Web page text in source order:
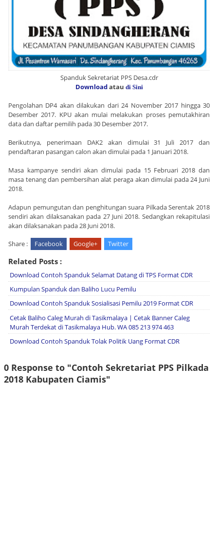
Spanduk Sekretariat PPS Desa.cdr
Downloadatau di Sini
Pengolahan DP4 akan dilakukan dari 24 November 2017 hingga 30
Desember 2017. KPU akan mulai melakukan proses pemutakhiran
data dan daftar pemilih pada 30 Desember 2017.
Berikutnya, penerimaan DAK2 akan dimulai 31 Juli 2017 dan
pendaftaran pasangan calon akan dimulai pada 1 Januari 2018.
Masa kampanye sendiri akan dimulai pada 15 Februari 2018 dan
masa tenang dan pembersihan alat peraga akan dimulai pada 24 Juni
2018.
Adapun pemungutan dan penghitungan suara Pilkada Serentak 2018
sendiri akan dilaksanakan pada 27 Juni 2018. Sedangkan rekapitulasi
akan dilaksanakan pada 28 Juni 2018.
Share : Facebook Google+ Twitter
Related Posts :
Download Contoh Spanduk Selamat Datang di TPS Format CDR
Kumpulan Spanduk dan Baliho Lucu Pemilu
Download Contoh Spanduk Sosialisasi Pemilu 2019 Format CDR
Cetak Baliho Caleg Murah di Tasikmalaya | Cetak Banner Caleg
Murah Terdekat di Tasikmalaya Hub. WA 085 213 974 463
Download Contoh Spanduk Tolak Politik Uang Format CDR
0 Response to "Contoh Sekretariat PPS Pilkada
2018 Kabupaten Ciamis"